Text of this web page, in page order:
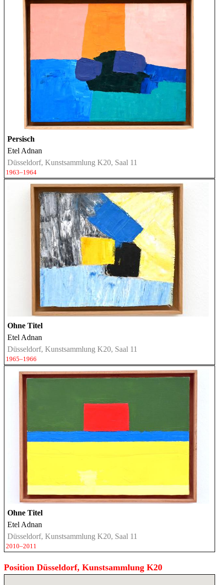
Persisch
Etel Adnan
Düsseldorf, Kunstsammlung K20, Saal 11
1963–1964
Ohne Titel
Etel Adnan
Düsseldorf, Kunstsammlung K20, Saal 11
1965–1966
Ohne Titel
Etel Adnan
Düsseldorf, Kunstsammlung K20, Saal 11
2010–2011
Position Düsseldorf, Kunstsammlung K20